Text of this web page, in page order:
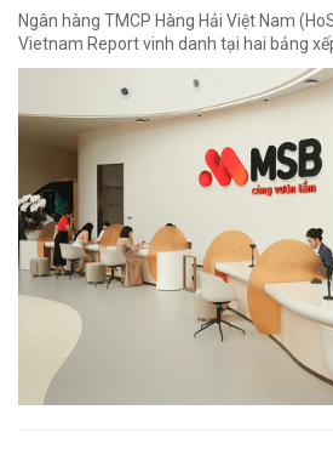
Ngân hàng TMCP Hàng Hải Việt Nam
Vietnam Report vinh danh tại hai bảng